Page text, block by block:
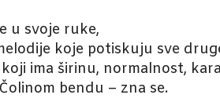
u svoje ruke,
koje potiskuju sve
ima širinu, normalnost,
bendu – zna se.